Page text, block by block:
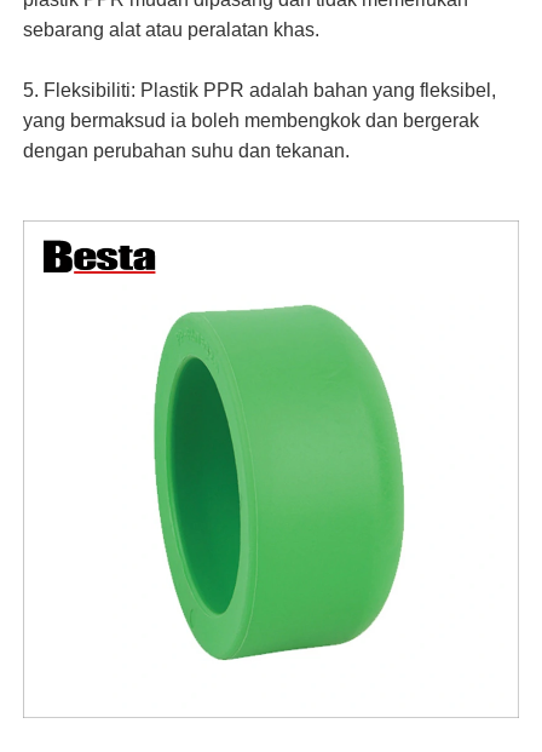
sebarang alat atau peralatan khas.
5. Fleksibiliti: Plastik PPR adalah bahan yang fleksibel,
yang bermaksud ia boleh membengkok dan bergerak
dengan perubahan suhu dan tekanan.